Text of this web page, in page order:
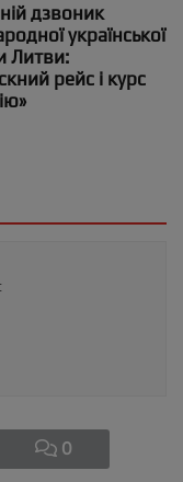
0
дзвоник
української
Литви:
рейс і курс